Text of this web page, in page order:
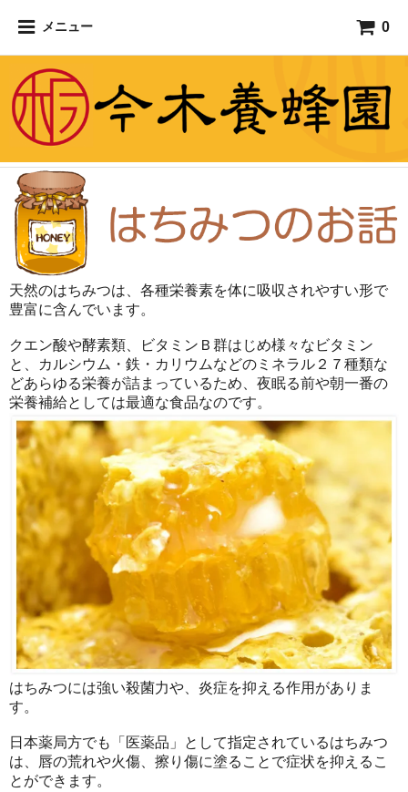
メニュー 0
天然のはちみつは、各種栄養素を体に吸収されやすい形で
豊富に含んでいます。
クエン酸や酵素類、ビタミンＢ群はじめ様々なビタミン
と、カルシウム・鉄・カリウムなどのミネラル２７種類な
どあらゆる栄養が詰まっているため、夜眠る前や朝一番の
栄養補給としては最適な食品なのです。
はちみつには強い殺菌力や、炎症を抑える作用がありま
す。
日本薬局方でも「医薬品」として指定されているはちみつ
は、唇の荒れや火傷、擦り傷に塗ることで症状を抑えるこ
とができます。